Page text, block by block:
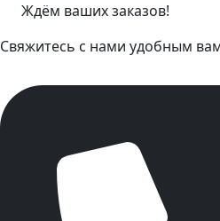
Ждём ваших заказов!
Свяжитесь с нами удобным